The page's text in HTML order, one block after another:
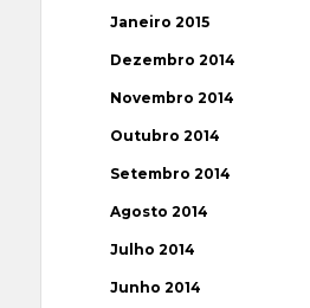
Janeiro 2015
Dezembro 2014
Novembro 2014
Outubro 2014
Setembro 2014
Agosto 2014
Julho 2014
Junho 2014